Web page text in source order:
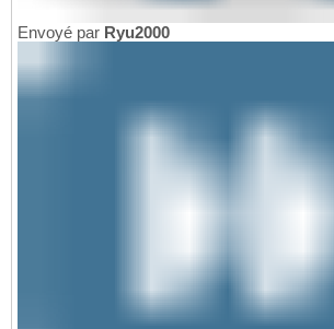
Envoyé par Ryu2000